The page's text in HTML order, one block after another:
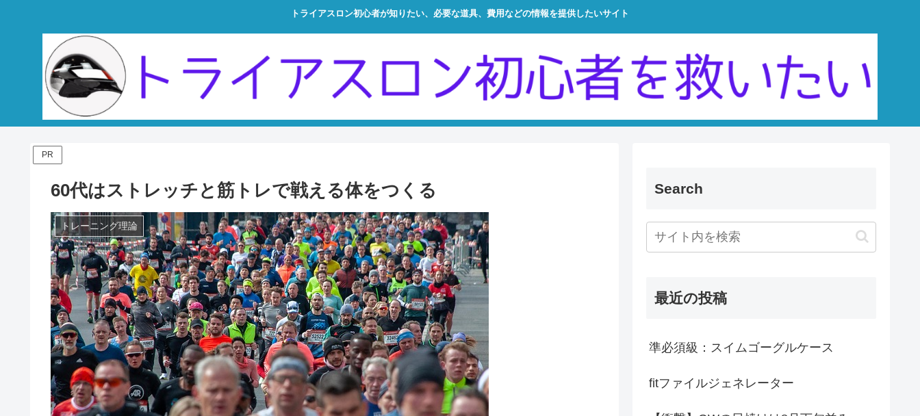
トライアスロン初心者が知りたい、必要な道具、費用などの情報を提供したいサイト
PR
60代はストレッチと筋トレで戦える体をつくる
トレーニング理論
Search
最近の投稿
準必須級：スイムゴーグルケース
fitファイルジェネレーター